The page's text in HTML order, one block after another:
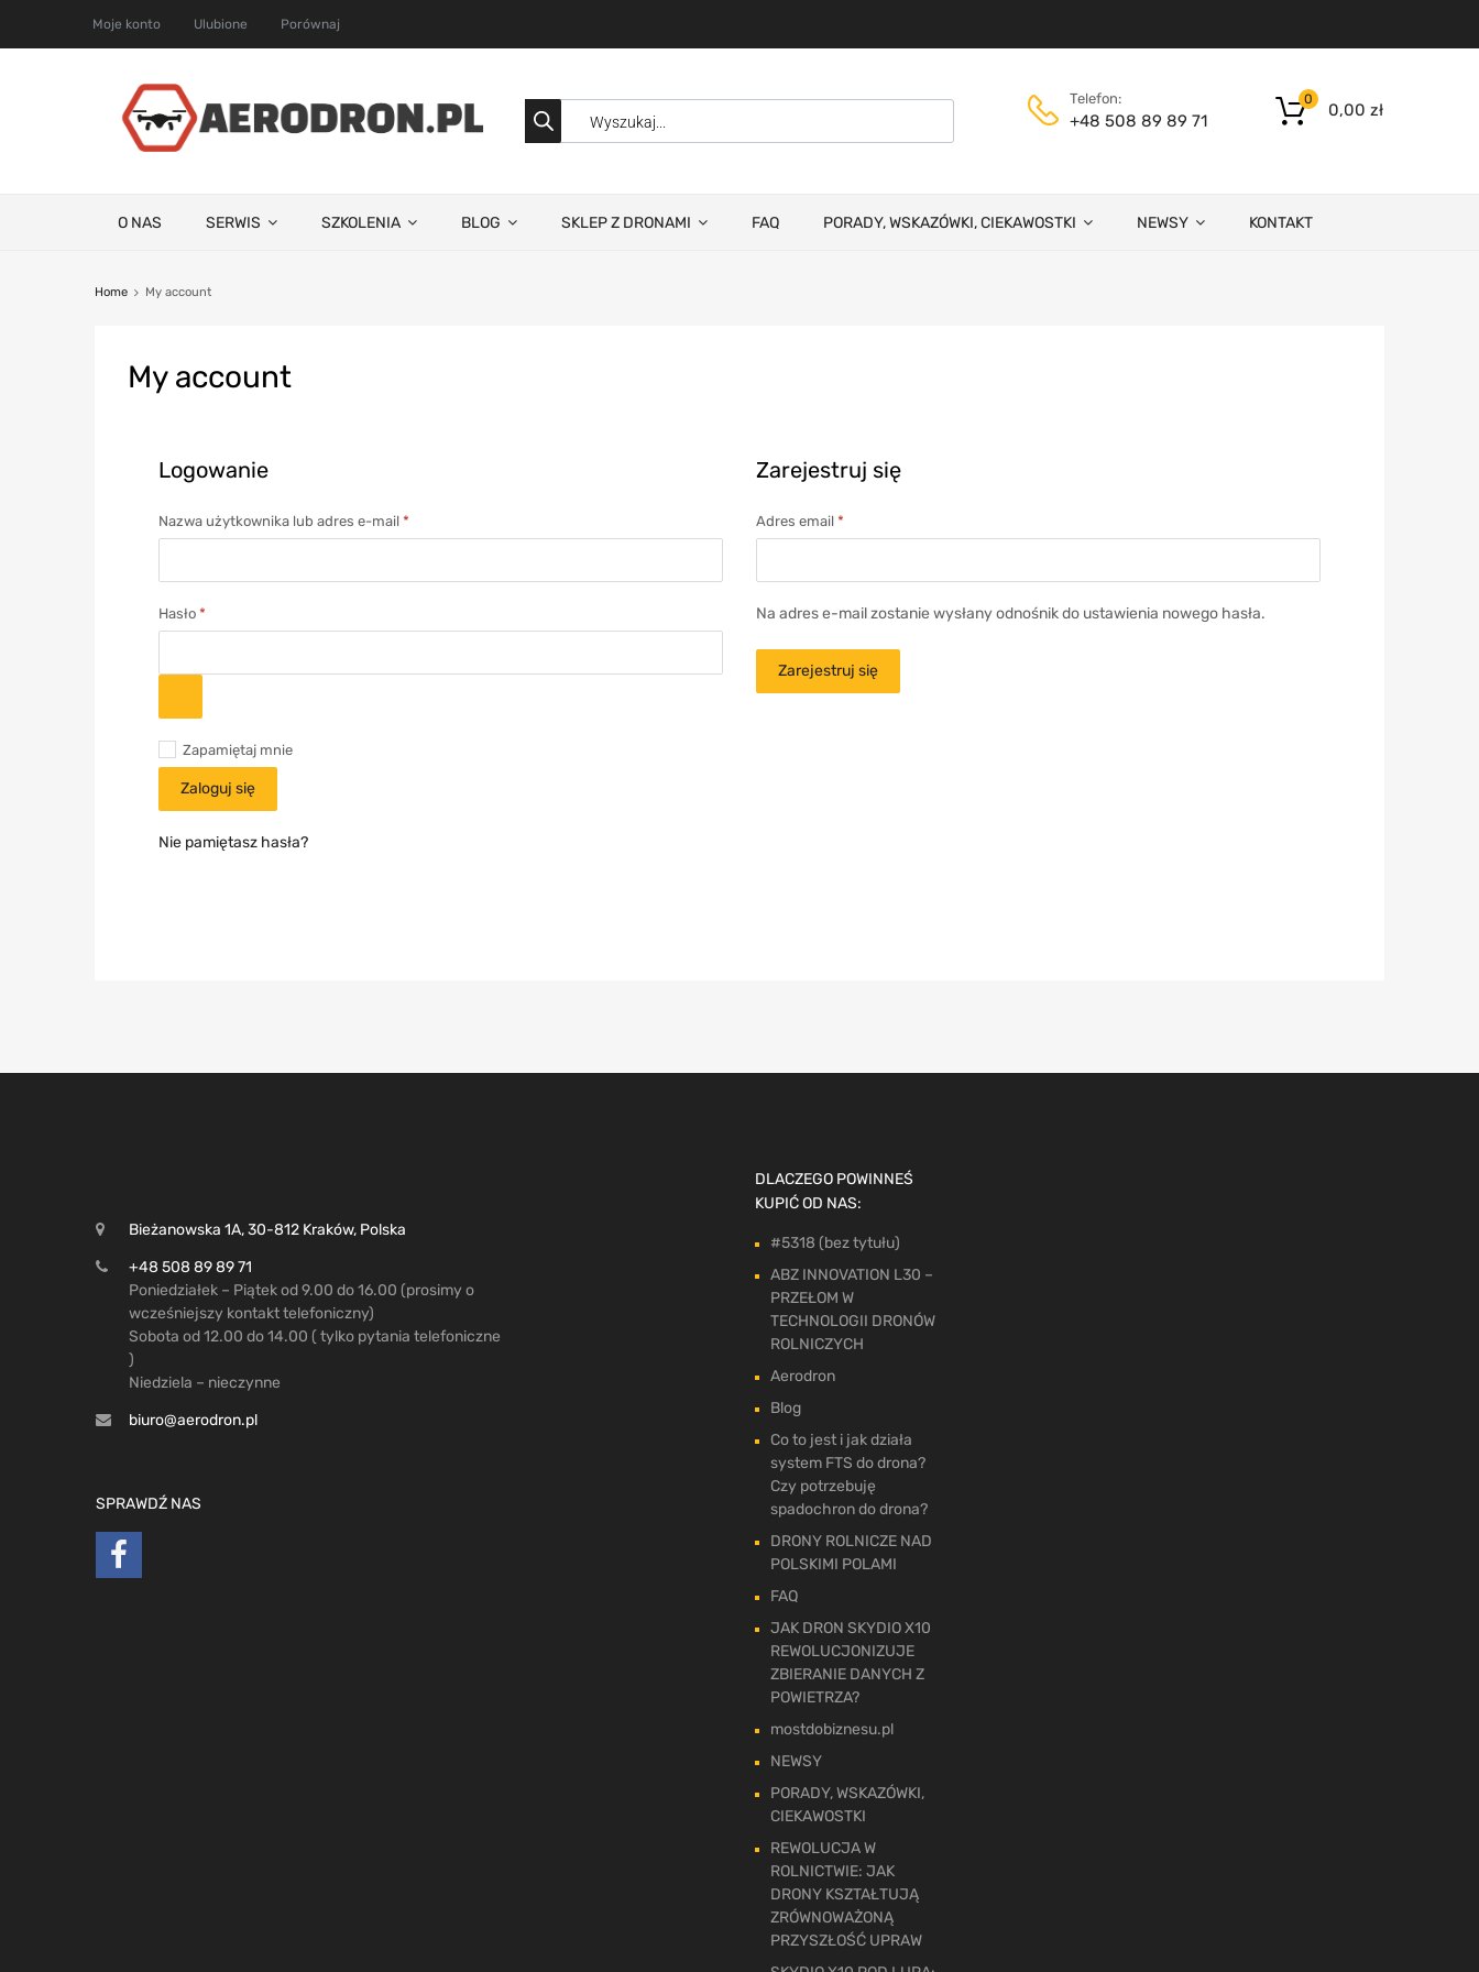
Moje konto Ulubione Porównaj
Telefon:
+48 508 89 89 71
0,00 zł
0
O NAS SERWIS SZKOLENIA BLOG SKLEP Z DRONAMI FAQ PORADY, WSKAZÓWKI, CIEKAWOSTKI NEWSY KONTAKT
Home My account
Myaccount
Logowanie
Nazwa użytkownika lub adres e-mail *
Hasło *
Zapamiętaj mnie
Zaloguj się
Nie pamiętasz hasła?
Zarejestruj się
Adres email *
Na adres e-mail zostanie wysłany odnośnik do ustawienia nowego hasła.
Zarejestruj się
Bieżanowska 1A, 30-812 Kraków, Polska
+48 508 89 89 71
Poniedziałek – Piątek od 9.00 do 16.00 (prosimy o
wcześniejszy kontakt telefoniczny)
Sobota od 12.00 do 14.00 ( tylko pytania telefoniczne
)
Niedziela – nieczynne
biuro@aerodron.pl
SPRAWDŹ NAS
DLACZEGO POWINNEŚ
KUPIĆ OD NAS:
#5318 (bez tytułu)
ABZ INNOVATION L30 –
PRZEŁOM W
TECHNOLOGII DRONÓW
ROLNICZYCH
Aerodron
Blog
Co to jest i jak działa
system FTS do drona?
Czy potrzebuję
spadochron do drona?
DRONY ROLNICZE NAD
POLSKIMI POLAMI
FAQ
JAK DRON SKYDIO X10
REWOLUCJONIZUJE
ZBIERANIE DANYCH Z
POWIETRZA?
mostdobiznesu.pl
NEWSY
PORADY, WSKAZÓWKI,
CIEKAWOSTKI
REWOLUCJA W
ROLNICTWIE: JAK
DRONY KSZTAŁTUJĄ
ZRÓWNOWAŻONĄ
PRZYSZŁOŚĆ UPRAW